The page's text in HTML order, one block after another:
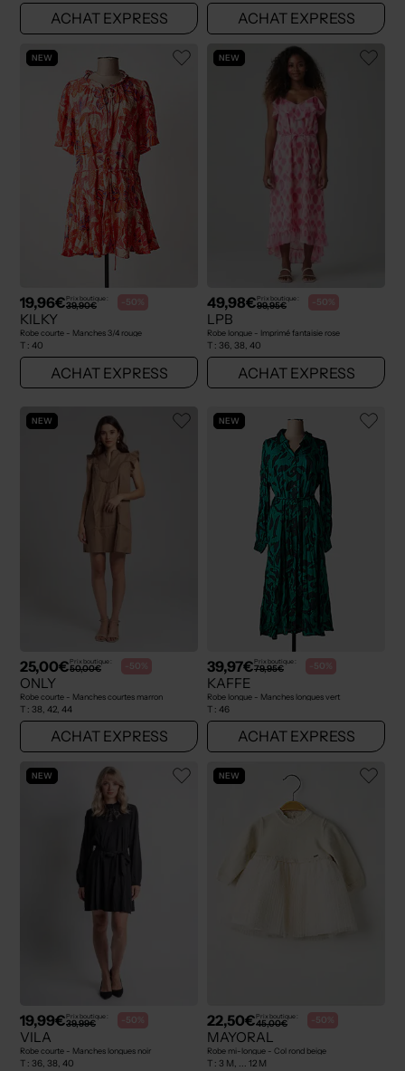
ACHAT EXPRESS ACHAT EXPRESS
NEW
19,96€Prix boutique :
39,90€ -50%
KILKY
Robe courte - Manches 3/4 rouge
T : 40
ACHAT EXPRESS
NEW
49,98€Prix boutique :
99,95€ -50%
LPB
Robe longue - Imprimé fantaisie rose
T : 36, 38, 40
ACHAT EXPRESS
NEW
25,00€Prix boutique :
50,00€ -50%
ONLY
Robe courte - Manches courtes marron
T : 38, 42, 44
ACHAT EXPRESS
NEW
39,97€Prix boutique :
79,95€ -50%
KAFFE
Robe longue - Manches longues vert
T : 46
ACHAT EXPRESS
NEW
19,99€Prix boutique :
39,99€ -50%
VILA
Robe courte - Manches longues noir
T : 36, 38, 40
NEW
22,50€Prix boutique :
45,00€ -50%
MAYORAL
Robe mi-longue - Col rond beige
T : 3 M, ... 12 M